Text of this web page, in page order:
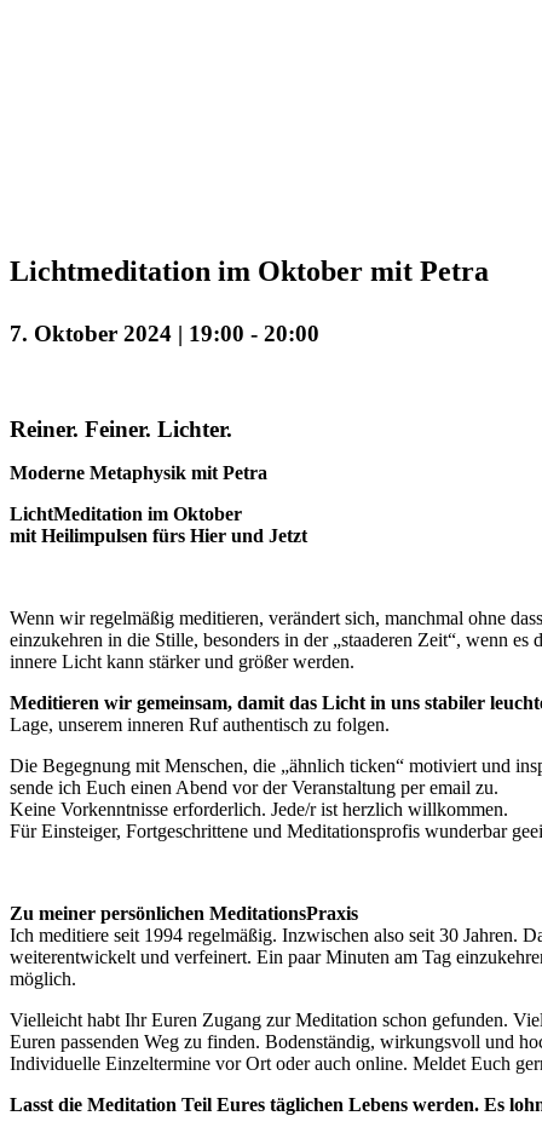
Lichtmeditation im Oktober mit Petra
7. Oktober 2024 | 19:00 - 20:00
Reiner. Feiner. Lichter.
Moderne Metaphysik mit Petra
LichtMeditation im Oktober
mit Heilimpulsen fürs Hier und Jetzt
Wenn wir regelmäßig meditieren, verändert sich, manchmal ohne
einzukehren in die Stille, besonders in der „staaderen Zeit“, wenn
innere Licht kann stärker und größer werden.
Meditieren wir gemeinsam, damit das Licht in uns stabiler
Lage, unserem inneren Ruf authentisch zu folgen.
Die Begegnung mit Menschen, die „ähnlich ticken“ motiviert und
sende ich Euch einen Abend vor der Veranstaltung per email zu.
Keine Vorkenntnisse erforderlich. Jede/r ist herzlich willkommen.
Für Einsteiger, Fortgeschrittene und Meditationsprofis wunderbar
Zu meiner persönlichen MeditationsPraxis
Ich meditiere seit 1994 regelmäßig. Inzwischen also seit 30 Jahren.
weiterentwickelt und verfeinert. Ein paar Minuten am Tag
möglich.
Vielleicht habt Ihr Euren Zugang zur Meditation schon gefunden.
Euren passenden Weg zu finden. Bodenständig, wirkungsvoll und
Individuelle Einzeltermine vor Ort oder auch online. Meldet Euch
Lasst die Meditation Teil Eures täglichen Lebens werden. Es